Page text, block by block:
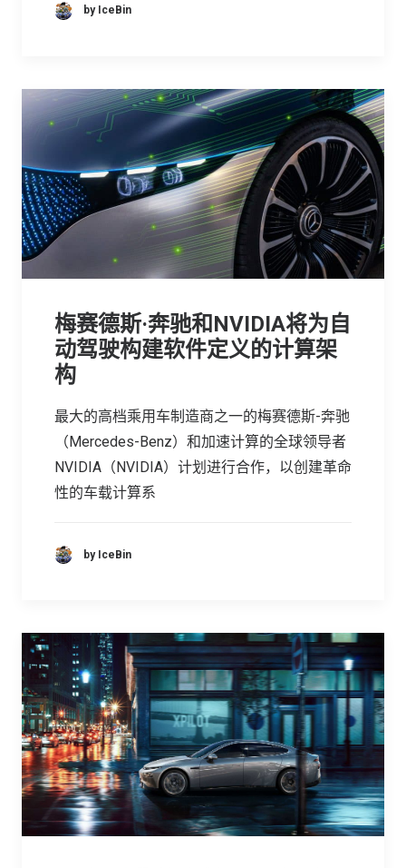
by IceBin
梅赛德斯·奔驰和NVIDIA将为自
动驾驶构建软件定义的计算架
构
最大的高档乘用车制造商之一的梅赛德斯-奔驰
（Mercedes-Benz）和加速计算的全球领导者
NVIDIA（NVIDIA）计划进行合作，以创建革命
性的车载计算系
by IceBin